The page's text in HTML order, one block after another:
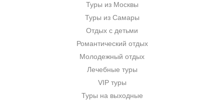
Туры из Москвы
Туры из Самары
Отдых с детьми
Романтический отдых
Молодежный отдых
Лечебные туры
VIP туры
Туры на выходные